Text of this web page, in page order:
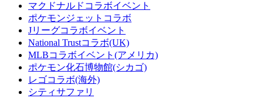
マクドナルドコラボイベント
ポケモンジェットコラボ
Jリーグコラボイベント
National Trustコラボ(UK)
MLBコラボイベント(アメリカ)
ポケモン化石博物館(シカゴ)
レゴコラボ(海外)
シティサファリ